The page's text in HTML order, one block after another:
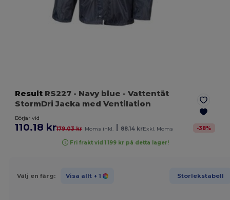
Result RS227 - Navy blue - Vattentät
StormDri Jacka med Ventilation
Börjar vid
110.18 kr179.03 kr Moms inkl. 88.14 krExkl. Moms -38%
Fri frakt vid 1 199 kr på detta lager!
Välj en färg: Visa allt + 1 Storlekstabell